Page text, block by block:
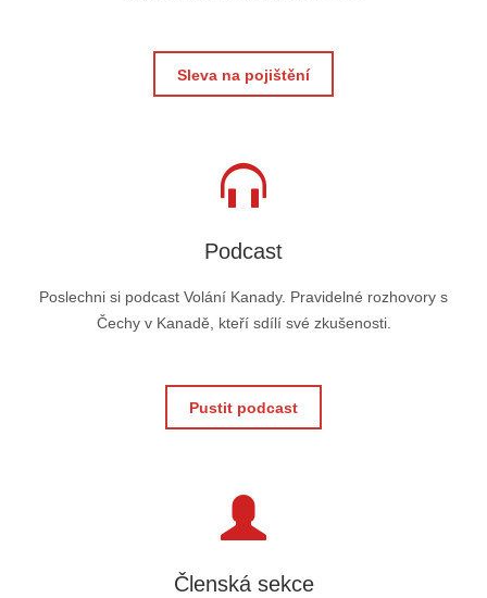
Sleva na pojištění
Podcast
Poslechni si podcast Volání Kanady. Pravidelné rozhovory s
Čechy v Kanadě, kteří sdílí své zkušenosti.
Pustit podcast
Členská sekce